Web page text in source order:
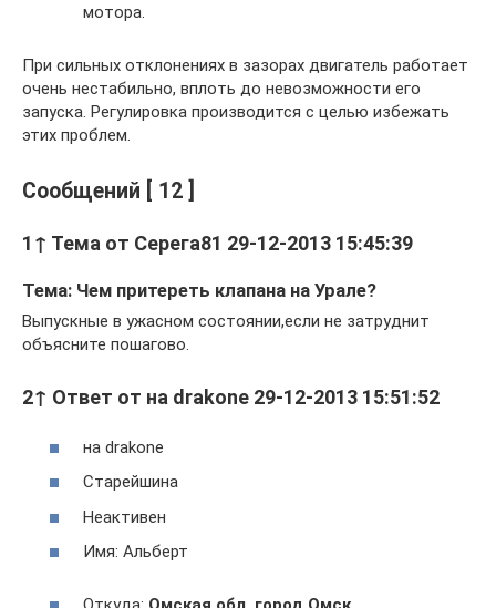
мотора.
При сильных отклонениях в зазорах двигатель работает
очень нестабильно, вплоть до невозможности его
запуска. Регулировка производится с целью избежать
этих проблем.
Сообщений [ 12 ]
1↑ Тема от Серега81 29-12-2013 15:45:39
Тема: Чем притереть клапана на Урале?
Выпускные в ужасном состоянии,если не затруднит
объясните пошагово.
2↑ Ответ от на drakone 29-12-2013 15:51:52
на drakone
Cтарейшина
Неактивен
Имя: Альберт